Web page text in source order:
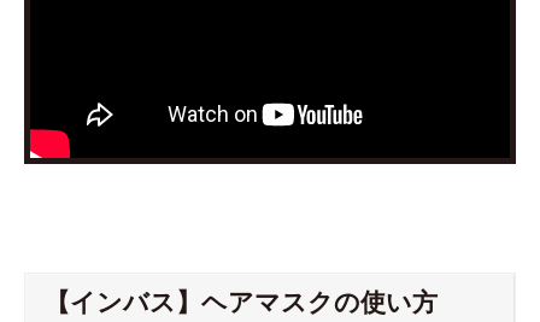
【インバス】ヘアマスクの使い方